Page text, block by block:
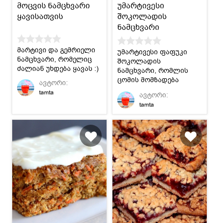
მოცვის ნამცხვარი
ყავისათვის
მარტივი და გემრიელი
ნამცხვარი, რომელიც
ძალიან უხდება ყავას :)
ავტორი:
tamta
უმარტივესი
შოკოლადის
ნამცხვარი
უმარტივესი ფაფუკი
შოკოლადის
ნამცხვარი, რომლის
ცომის მომზადება
მხოლოდ რამდენიმე
წუთს წაგართმევთ.
ავტორი:
tamta